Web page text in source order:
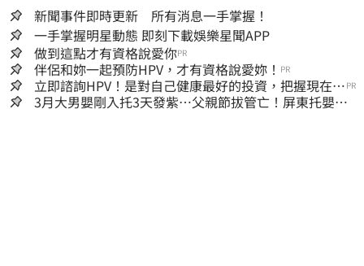
新聞事件即時更新 所有消息一手掌握！
一手掌握明星動態 即刻下載娛樂星聞APP
做到這點才有資格說愛你PR
伴侶和妳一起預防HPV，才有資格說愛妳！ PR
立即諮詢HPV！是對自己健康最好的投資，把握現在不
嫌晚！
PR
3月大男嬰剛入托3天發紫…父親節拔管亡！屏東托嬰中